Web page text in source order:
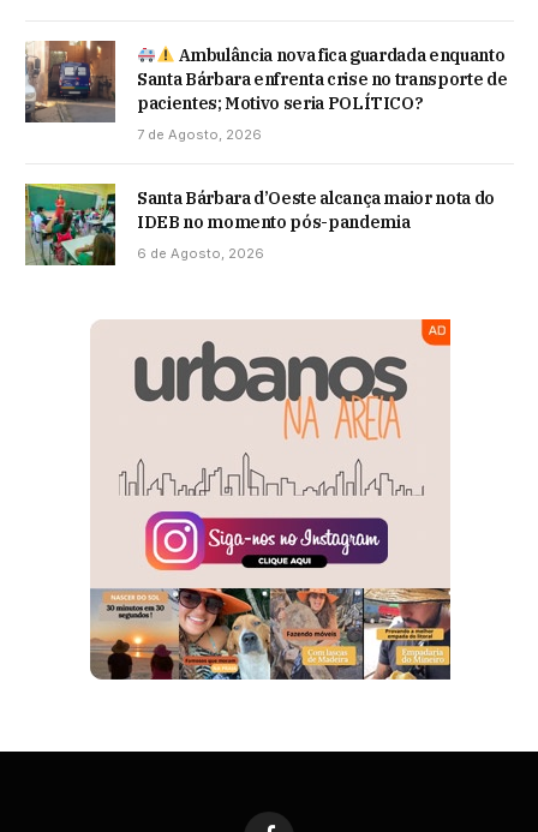
Ambulância nova fica guardada enquanto
Santa Bárbara enfrenta crise no transporte de
pacientes; Motivo seria POLÍTICO?
7 de Agosto, 2026
Santa Bárbara d’Oeste alcança maior nota do
IDEB no momento pós-pandemia
6 de Agosto, 2026